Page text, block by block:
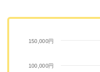
100,000円
150,000円